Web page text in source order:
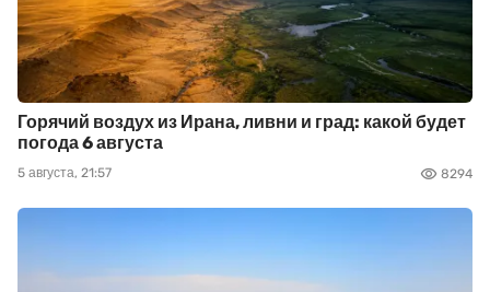
Горячий воздух из Ирана, ливни и град: какой будет
погода 6 августа
5 августа, 21:57 8294